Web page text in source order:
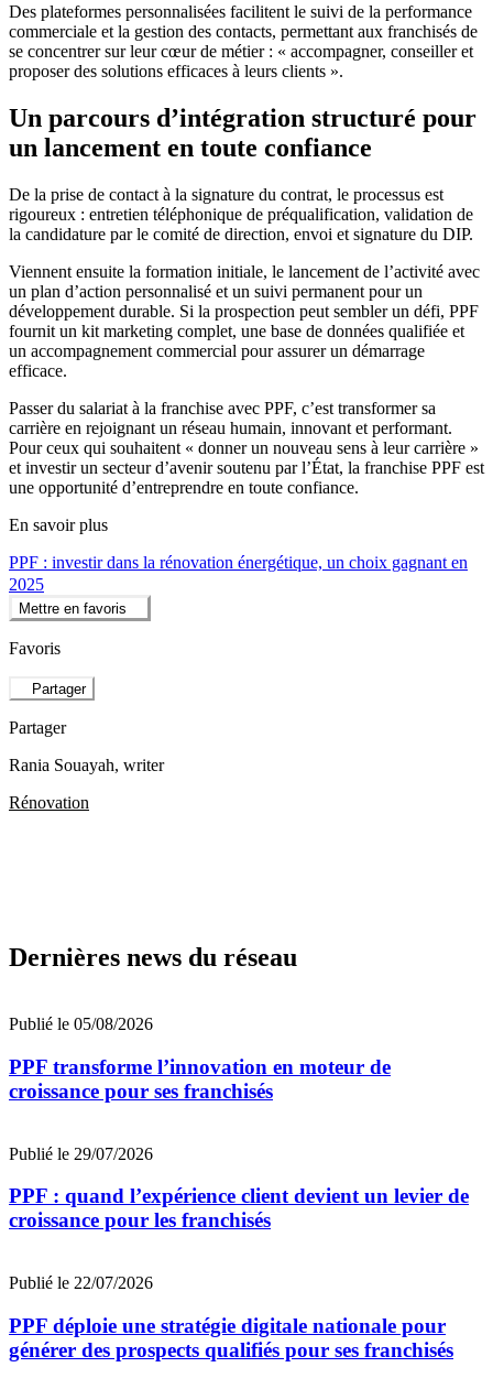
Des plateformes personnalisées facilitent le suivi de la performance
commerciale et la gestion des contacts, permettant aux franchisés de
se concentrer sur leur cœur de métier : « accompagner, conseiller et
proposer des solutions efficaces à leurs clients ».
Un parcours d’intégration structuré pour
un lancement en toute confiance
De la prise de contact à la signature du contrat, le processus est
rigoureux : entretien téléphonique de préqualification, validation de
la candidature par le comité de direction, envoi et signature du DIP.
Viennent ensuite la formation initiale, le lancement de l’activité avec
un plan d’action personnalisé et un suivi permanent pour un
développement durable. Si la prospection peut sembler un défi, PPF
fournit un kit marketing complet, une base de données qualifiée et
un accompagnement commercial pour assurer un démarrage
efficace.
Passer du salariat à la franchise avec PPF, c’est transformer sa
carrière en rejoignant un réseau humain, innovant et performant.
Pour ceux qui souhaitent « donner un nouveau sens à leur carrière »
et investir un secteur d’avenir soutenu par l’État, la franchise PPF est
une opportunité d’entreprendre en toute confiance.
En savoir plus
PPF : investir dans la rénovation énergétique, un choix gagnant en
2025
Mettre en favoris
Favoris
Partager
Partager
Rania Souayah, writer
Rénovation
Dernières news du réseau
Publié le 05/08/2026
PPF transforme l’innovation en moteur de
croissance pour ses franchisés
Publié le 29/07/2026
PPF : quand l’expérience client devient un levier de
croissance pour les franchisés
Publié le 22/07/2026
PPF déploie une stratégie digitale nationale pour
générer des prospects qualifiés pour ses franchisés